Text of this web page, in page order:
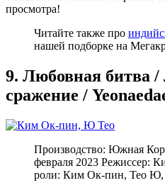
просмотра!
Читайте также про
нашей подборке на
9. Любовная битва
сражение /
Производство: Южная
февраля 2023 Режиссер:
роли: Ким Ок-пин, Тео